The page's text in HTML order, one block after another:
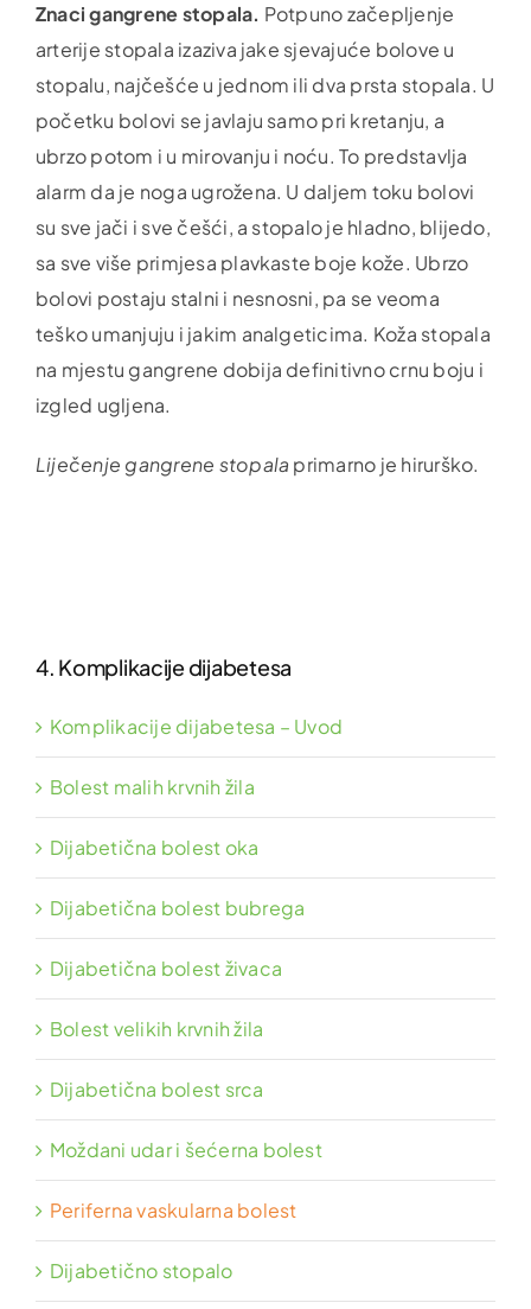
Znaci gangrene stopala. Potpuno začepljenje
arterije stopala izaziva jake sjevajuće bolove u
stopalu, najčešće u jednom ili dva prsta stopala. U
početku bolovi se javlaju samo pri kretanju, a
ubrzo potom i u mirovanju i noću. To predstavlja
alarm da je noga ugrožena. U daljem toku bolovi
su sve jači i sve češći, a stopalo je hladno, blijedo,
sa sve više primjesa plavkaste boje kože. Ubrzo
bolovi postaju stalni i nesnosni, pa se veoma
teško umanjuju i jakim analgeticima. Koža stopala
na mjestu gangrene dobija definitivno crnu boju i
izgled ugljena.
Liječenje gangrene stopala primarno je hirurško.
4. Komplikacije dijabetesa
Komplikacije dijabetesa – Uvod
Bolest malih krvnih žila
Dijabetična bolest oka
Dijabetična bolest bubrega
Dijabetična bolest živaca
Bolest velikih krvnih žila
Dijabetična bolest srca
Moždani udar i šećerna bolest
Periferna vaskularna bolest
Dijabetično stopalo